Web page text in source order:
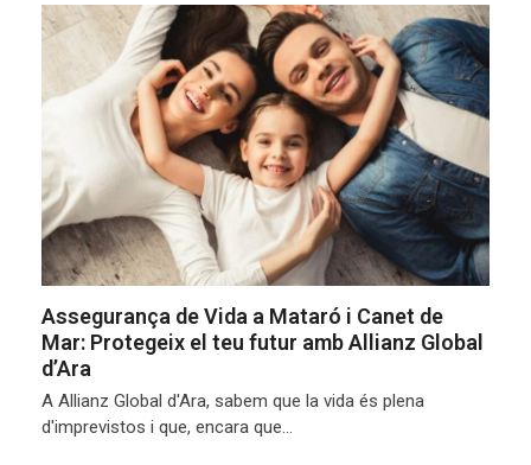
Assegurança de Vida a Mataró i Canet de
Mar: Protegeix el teu futur amb Allianz Global
d’Ara
A Allianz Global d'Ara, sabem que la vida és plena
d'imprevistos i que, encara que…